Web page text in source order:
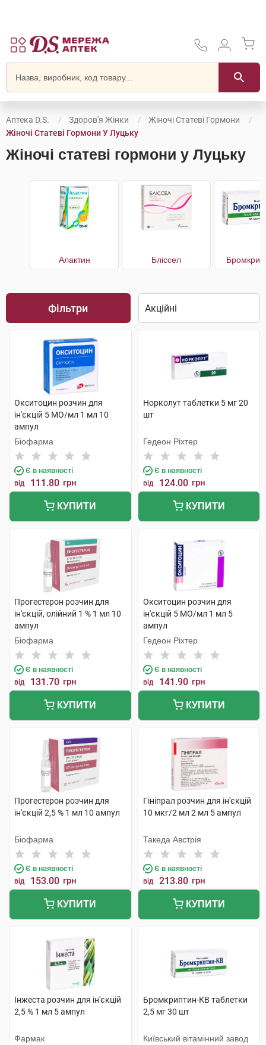
Аптека D.S. Здоров'я Жінки
Жіночі Статеві Гормони
Жіночі Статеві Гормони У Луцьку
Жіночі статеві гормони у Луцьку
Алактин Бліссел
Фільтри
Окситоцин розчин для
ін'єкцій 5 МО/мл 1 мл 10
ампул
Біофарма
Є в наявності
від 111.80 грн
КУПИТИ
Норколут таблетки 5 мг 20
шт
Гедеон Ріхтер
Є в наявності
від 124.00 грн
КУПИТИ
Прогестерон розчин для
ін'єкцій, олійний 1 % 1 мл 10
ампул
Біофарма
Є в наявності
від 131.70 грн
КУПИТИ
Окситоцин розчин для
ін'єкцій 5 МО/мл 1 мл 5
ампул
Гедеон Ріхтер
Є в наявності
від 141.90 грн
КУПИТИ
Прогестерон розчин для
ін'єкцій 2,5 % 1 мл 10 ампул
Біофарма
Є в наявності
від 153.00 грн
КУПИТИ
Гініпрал розчин для ін'єкцій
10 мкг/2 мл 2 мл 5 ампул
Такеда Австрія
Є в наявності
від 213.80 грн
КУПИТИ
Інжеста розчин для ін'єкцій
2,5 % 1 мл 5 ампул
Фармак
Бромкриптин-КВ таблетки
2,5 мг 30 шт
Київський вітамінний завод